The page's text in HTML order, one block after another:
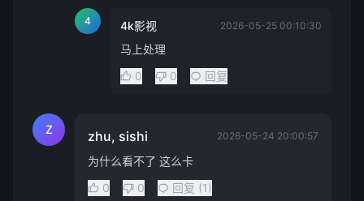
4 4k影视 2026-05-25 00:10:30
马上处理
0
0 回复
Z zhu, sishi 2026-05-24 20:00:57
为什么看不了 这么卡
0
0 回复 (1)